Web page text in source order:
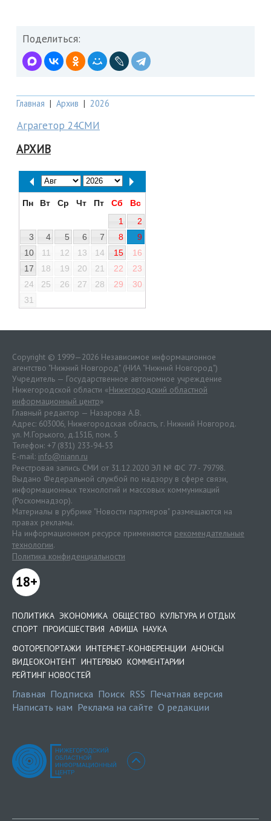
Поделиться:
Главная | Архив | 2026
Аграгетор 24СМИ
АРХИВ
Пн Вт Ср Чт Пт Сб
Вс
1
2
3
4 5 6 7 8
9
10
11 12 13 14 15
16
17
18 19 20 21 22
23
24
25 26 27 28 29
30
31
Copyright © 1999—2026 Независимое информационное
агентство "Нижний Новгород" (НИА "Нижний Новгород")
Учредитель — Государственное автономное учреждение
Нижегородской области «Нижегородский областной
информационный центр»
Главный редактор — Назарова А.В.
Адрес: 603006, Нижегородская область, г. Нижний Новгород.
ул. М.Горького, д.151Б, пом. 5
Телефон: +7 (831) 233-94-53
E-mail: info@niann.ru
Реестровая запись СМИ от 31.12.2020 ЭЛ № ФС 77 - 79798.
Выдано Федеральной службой по надзору в сфере связи,
информационных технологий и массовых коммуникаций
(Роскомнадзор).
Материалы в рубрике "Новости партнеров" размещаются на
правах рекламы.
На информационном ресурсе применяются рекомендательные
технологии.
Политика конфиденциальности
18+
ПОЛИТИКА ЭКОНОМИКА ОБЩЕСТВО КУЛЬТУРА И ОТДЫХ
СПОРТ ПРОИСШЕСТВИЯ АФИША НАУКА
ФОТОРЕПОРТАЖИ ИНТЕРНЕТ-КОНФЕРЕНЦИИ АНОНСЫ
ВИДЕОКОНТЕНТ ИНТЕРВЬЮ КОММЕНТАРИИ
РЕЙТИНГ НОВОСТЕЙ
Главная Подписка Поиск RSS Печатная версия
Написать нам Реклама на сайте О редакции